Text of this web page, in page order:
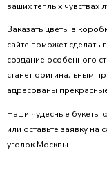
ваших теплых чувствах
Заказать цветы в
сайте поможет сделать
создание особенного
станет оригинальным
адресованы
Наши чудесные букеты
или оставьте заявку
уголок Москвы.